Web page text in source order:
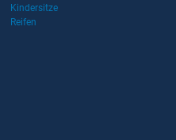
Kindersitze
Reifen